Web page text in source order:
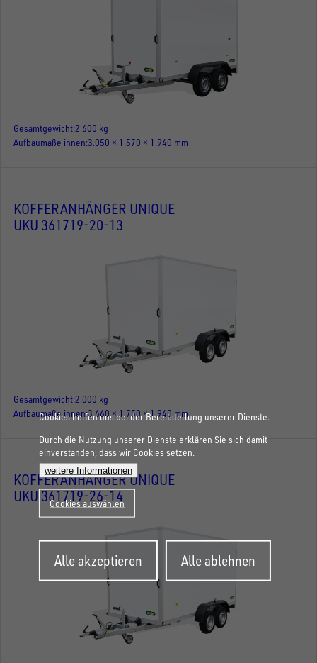
Gesamtgewicht 2.600 kg
Aufbaumaße innen 3.050 × 1.570 × 1.940 mm
KOFFERANHÄNGER UNIQUE
UKU 361719-20-13
Gesamtgewicht2.000 kg
Aufbaumaße innen3.660 × 1.750 × 1.940 mm
KOFFERANHÄNGER UNIQUE
UKU 361719-26-14
Cookies helfen uns bei der Bereitstellung unserer Dienste.
Durch die Nutzung unserer Dienste erklären Sie sich damit
einverstanden, dass wir Cookies setzen.
weitere Informationen
Cookies auswählen
Alle akzeptieren
zurückziehen
Alle ablehnen